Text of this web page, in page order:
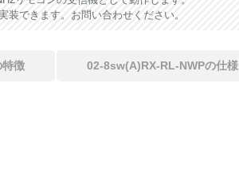
できます。お問い合わせください。
徴 02-8sw(A)RX-RL-NWPの仕様